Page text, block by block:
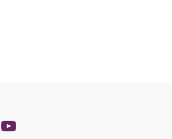
Youtube